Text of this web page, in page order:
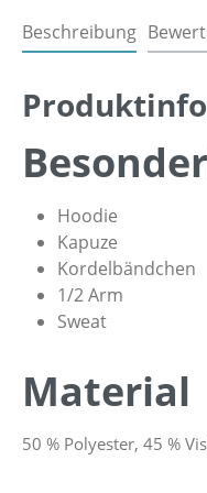
Beschreibung
Hoodie
Kapuze
Kordelbändchen
1/2 Arm
Sweat
Material
50 % Polyester, 45 %